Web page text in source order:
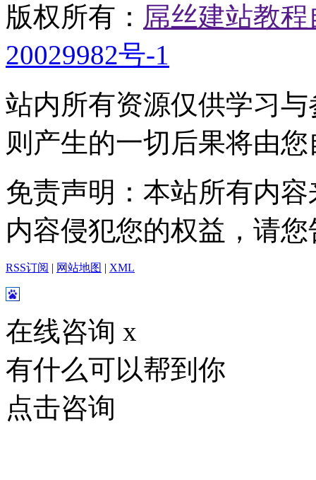
版权所有： 屌丝建站教
20029982号-1
站内所有资源仅供学习
则产生的一切后果将由
免责声明：本站所有内
内容侵犯您的权益，请
RSS订阅 | 网站地图 | XML
在线咨询 x
有什么可以帮到你
点击咨询